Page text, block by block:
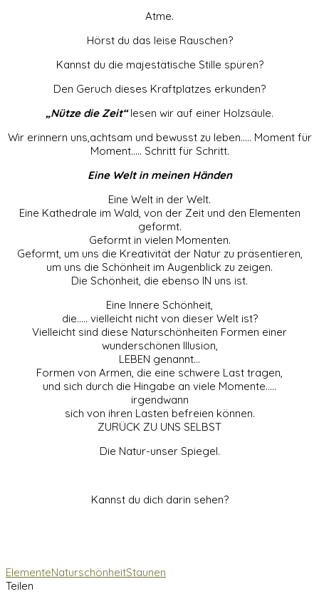
Atme.
Hörst du das leise Rauschen?
Kannst du die majestätische Stille spüren?
Den Geruch dieses Kraftplatzes erkunden?
„Nütze die Zeit“lesen wir auf einer Holzsäule.
Wir erinnern uns,achtsam und bewusst zu leben….. Moment für
Moment….. Schritt für Schritt.
Eine Welt in meinen Händen
Eine Welt in der Welt.
Eine Kathedrale im Wald, von der Zeit und den Elementen
geformt.
Geformt in vielen Momenten.
Geformt, um uns die Kreativität der Natur zu präsentieren,
um uns die Schönheit im Augenblick zu zeigen.
Die Schönheit, die ebenso IN uns ist.
Eine Innere Schönheit,
die….. vielleicht nicht von dieser Welt ist?
Vielleicht sind diese Naturschönheiten Formen einer
wunderschönen Illusion,
LEBEN genannt…
Formen von Armen, die eine schwere Last tragen,
und sich durch die Hingabe an viele Momente…..
irgendwann
sich von ihren Lasten befreien können.
ZURÜCK ZU UNS SELBST
Die Natur-unser Spiegel.
Kannst du dich darin sehen?
ElementeNaturschönheitStaunen
Teilen